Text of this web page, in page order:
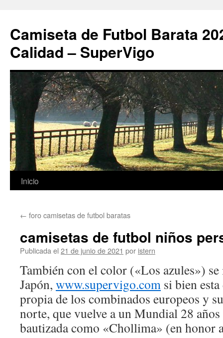
Camiseta de Futbol Barata
Calidad – SuperVigo
Saltar
contenido
Inicio
← foro camisetas de futbol baratas
camisetas de futbol niños
Publicada el 21 de junio de 2021 por istern
También con el color («Los azules»)
Japón, www.supervigo.com si bien
propia de los combinados europeos y
norte, que vuelve a un Mundial 28 años
bautizada como «Chollima» (en honor